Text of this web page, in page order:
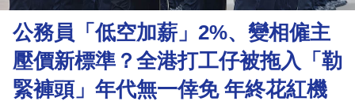
理
財
商
業
公務員「低空加薪」2%、變相僱主
壓價新標準？全港打工仔被拖入「勒
緊褲頭」年代無一倖免 年終花紅機